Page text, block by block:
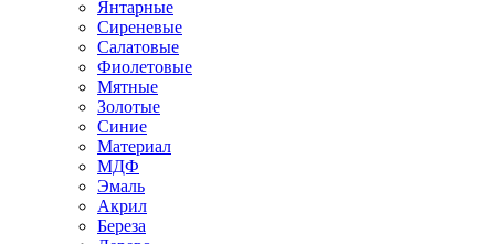
Янтарные
Сиреневые
Салатовые
Фиолетовые
Мятные
Золотые
Синие
Материал
МДФ
Эмаль
Акрил
Береза